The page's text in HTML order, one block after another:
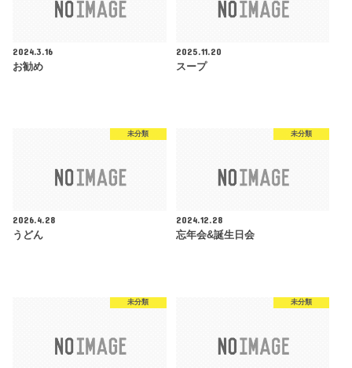
2024.3.16
お勧め
2025.11.20
スープ
未分類
2026.4.28
うどん
未分類
2024.12.28
忘年会&誕生日会
未分類 未分類